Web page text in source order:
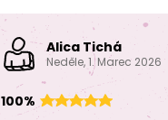
Alica Tichá
Neděle, 1. Marec 2026
100%